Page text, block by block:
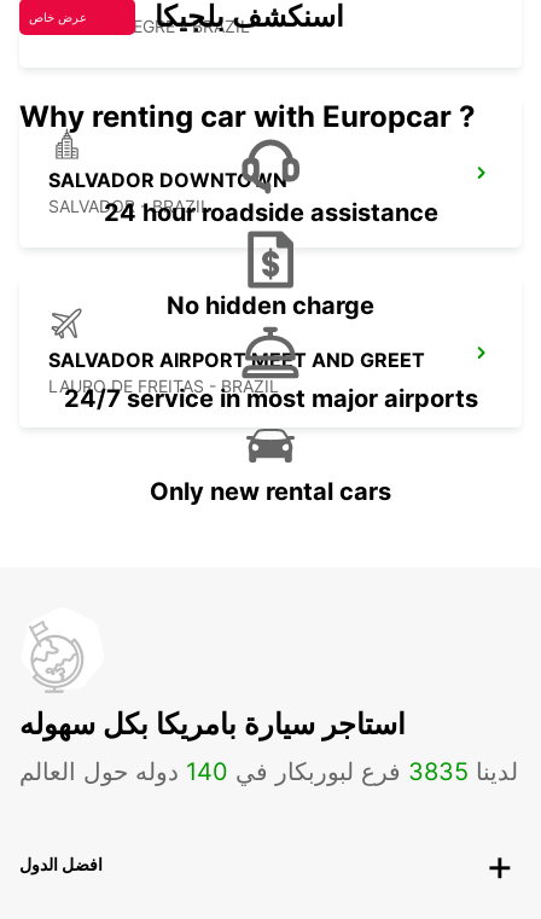
PORTO ALEGRE - BRAZIL
SALVADOR DOWNTOWN
SALVADOR - BRAZIL
SALVADOR AIRPORT MEET AND GREET
LAURO DE FREITAS - BRAZIL
عرض خاص اسنكشف بلجيكا
Why renting car with Europcar ?
24 hour roadside assistance
No hidden charge
24/7 service in most major airports
Only new rental cars
استاجر سيارة بامريكا بكل سهوله
لدينا 3835 فرع لبوربكار في 140 دوله حول العالم
افضل الدول